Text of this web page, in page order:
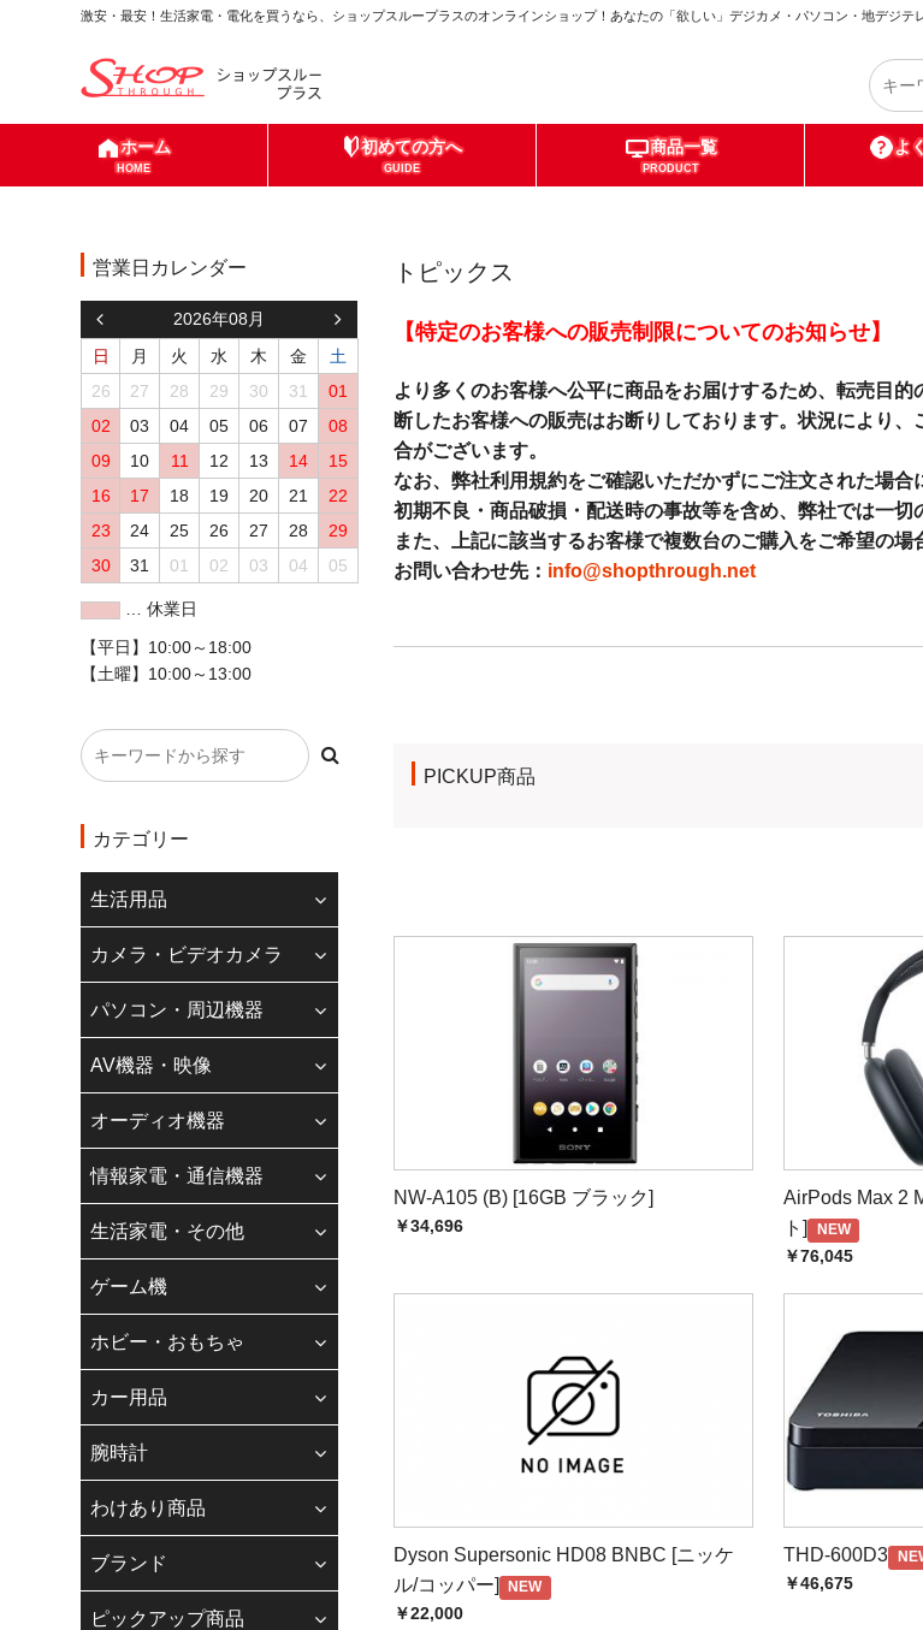
激安・最安！生活家電・電化を買うなら、ショップスループラスのオンラインショップ！あなたの「欲しい」デジカメ・パソコン・地デジテ
ホーム
HOME
初めての方へ
GUIDE
商品一覧
PRODUCT
よ
トピックス
【特定のお客様への販売制限についてのお知らせ】
より多くのお客様へ公平に商品をお届けするため、転売目
断したお客様への販売はお断りしております。状況により
合がございます。
なお、弊社利用規約をご確認いただかずにご注文された場
初期不良・商品破損・配送時の事故等を含め、弊社では一切
また、上記に該当するお客様で複数台のご購入をご希望の場
お問い合わせ先： info@shopthrough.net
ご理解の程よろしくお願いいたします。
当店のインボイス制度の対応といたしまて、適格請求書登録番号記
適格請求書登録番号記載の領収書をご希望のお客様（代金引換以外
適格請求書発行事業者登録番号
株式会社若葉 T9240001021384
【お電話でのお問い合わせについて】
平素は、格別のご愛願を賜り厚く御礼申し上げます。
現在、スタッフのテレワーク及び人員縮小により、当面の間お電話
お客様にはご不便をおかけいたしますが、ご理解賜りますようお願い
なお、お問い合わせフォームは通常とおり対応させていただいてお
納期、在庫、お支払方法等のお問い合わせは、よくあるご質問をご確
Gmail・Yahoomail・Hotmail（MSN）・AOL、そ
「迷惑メール防止機能」によって弊社からの注文確定メール（自動返信）が正
メールアドレスの登録はこちらから
【迷惑メール】フォルダのご確認、「迷惑メール防止機能」の設定の確認をお願
銀行振込（先振り）
☆☆銀行振込の方へ☆☆
下記の銀行口座へお支払下さい。原則、ご入金確認後の発送となります。
PICKUP商品
NW-A105 (B) [16GB ブラック]
￥34,696
AirPods Max 2
ト]
NEW
￥76,045
Dyson Supersonic HD08 BNBC [ニッケ
ル/コッパー]
NEW
￥22,000
THD-600D3
￥46,675
営業日カレンダー
2026年08月
日
月 火 水 木 金
土
26
27 28 29 30 31
01
02
03 04 05 06 07
08
09
10 11 12 13 14
15
16
17 18 19 20 21
22
23
24 25 26 27 28
29
30
31 01 02 03 04 05
… 休業日
【平日】10:00～18:00
【土曜】10:00～13:00
カテゴリー
生活用品
カメラ・ビデオカメラ
パソコン・周辺機器
AV機器・映像
オーディオ機器
情報家電・通信機器
生活家電・その他
ゲーム機
ホビー・おもちゃ
カー用品
腕時計
わけあり商品
ブランド
ピックアップ商品